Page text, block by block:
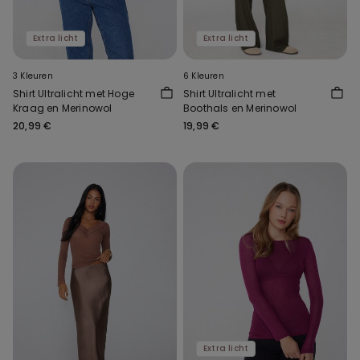
Extra licht
3 Kleuren
Shirt Ultralicht met Hoge
Kraag en Merinowol
20,99 €
Extra licht
6 Kleuren
Shirt Ultralicht met
Boothals en Merinowol
19,99 €
Extra licht